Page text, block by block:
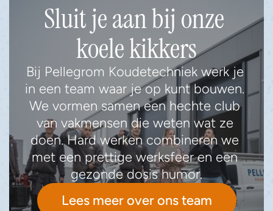
Sluit je aan bij onze
koele kikkers
Bij Pellegrom Koudetechniek werk je
in een team waar je op kunt bouwen.
We vormen samen een hechte club
van vakmensen die weten wat ze
doen. Hard werken combineren we
met een prettige werksfeer en een
gezonde dosis humor.
Lees meer over ons team